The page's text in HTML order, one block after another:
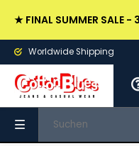
★ FINAL SUMMER SALE
Worldwide Shipping